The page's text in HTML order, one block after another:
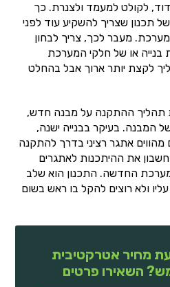
לקולט למעמד ולצנרת. כך
תכנון שצריך להשקיע עוד לפני
מעבר לכך, צריך לבחון
בנייה או של חלקי המערכת
לקצת יותר ארוך אבל בהחלט
תהליך ההתקנה על מבנה חדש,
המבנה. בעיקר בבנייה ישנה,
מהווים אתגר רציני בדרך להתקנה
את ההיתכנות לאתגרים
החדשה. התכנון הוא שלב
ולא רוצים להקל בו ראש בשום
מחיר אטרקטיבית
השאירו פרטים